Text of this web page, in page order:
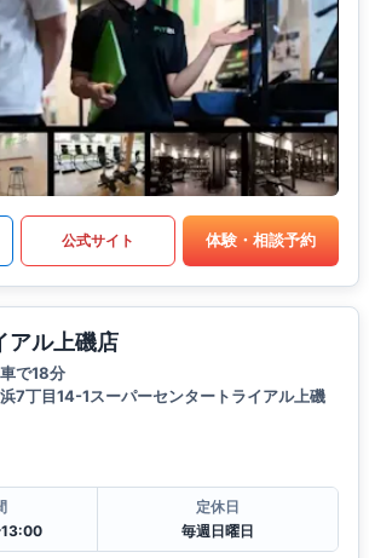
公式サイト 体験・相談予約
アル上磯店
で18分
7丁目14-1スーパーセンタートライアル上磯
定休日
毎週日曜日